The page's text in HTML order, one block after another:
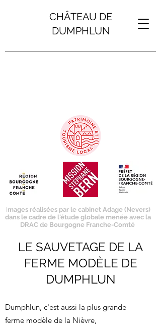
CHÂTEAU DE
DUMPHLUN
Images réalisées par le cabinet Adage (Nevers)
dans le cadre de l'étude globale menée avec la
DRAC de Bourgogne Franche-Comté
LE SAUVETAGE DE LA
FERME MODÈLE DE
DUMPHLUN
Dumphlun, c'est aussi la plus grande
ferme modèle de la Nièvre,